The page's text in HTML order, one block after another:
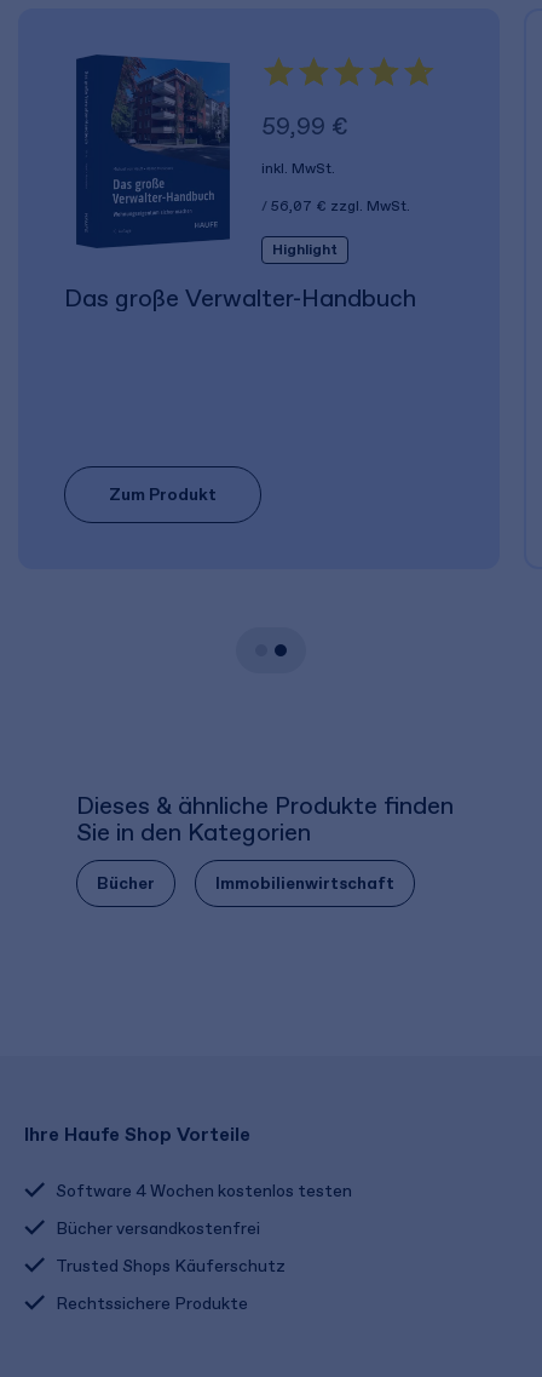
59,99 €
inkl. MwSt.
56,07 € zzgl. MwSt.
Highlight
Das große Verwalter-Handbuch
Zum Produkt
Dieses & ähnliche Produkte finden
Sie in den Kategorien
Bücher Immobilienwirtschaft
Ihre Haufe Shop Vorteile
Software 4 Wochen kostenlos testen
Bücher versandkostenfrei
Trusted Shops Käuferschutz
Rechtssichere Produkte